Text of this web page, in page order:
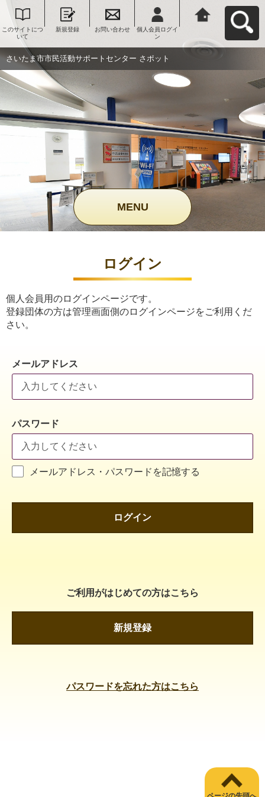
このサイトにつ
いて
新規登録 お問い合わせ
個人会員ログイ
ン
ンター さポット
へ戻る
さいたま市市民活動サポートセンター さポット
MENU
ログイン
個人会員用のログインページです。
登録団体の方は管理画面側のログインページをご利用くだ
さい。
メールアドレス
パスワード
メールアドレス・パスワードを記憶する
ログイン
ご利用がはじめての方はこちら
新規登録
パスワードを忘れた方はこちら